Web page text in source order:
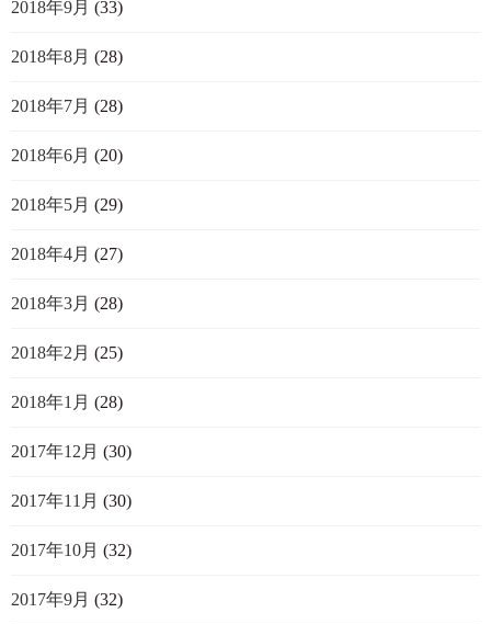
2018年9月 (33)
2018年8月 (28)
2018年7月 (28)
2018年6月 (20)
2018年5月 (29)
2018年4月 (27)
2018年3月 (28)
2018年2月 (25)
2018年1月 (28)
2017年12月 (30)
2017年11月 (30)
2017年10月 (32)
2017年9月 (32)